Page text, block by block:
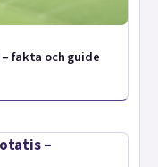
fakta och guide